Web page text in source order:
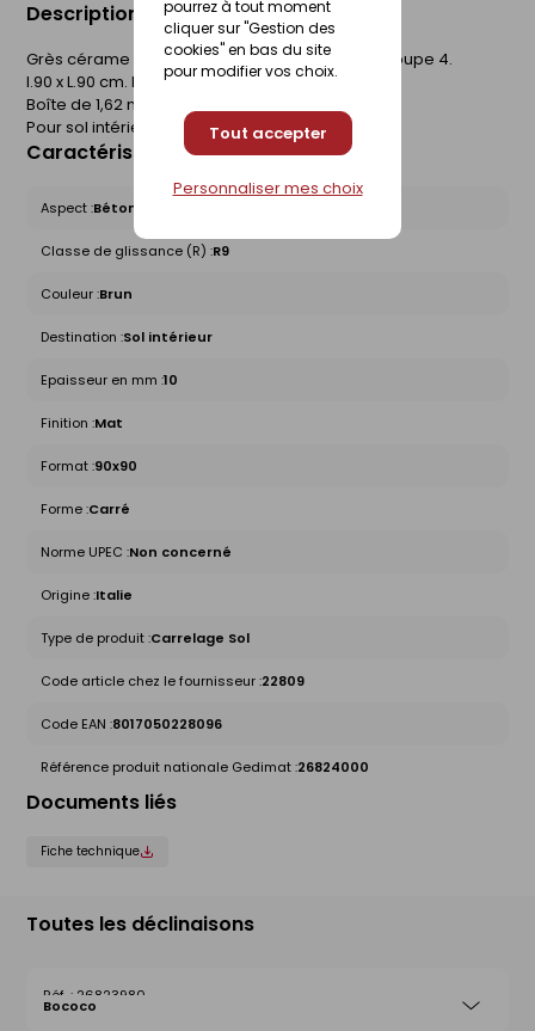
pourrez à tout moment
cliquer sur "Gestion des
cookies" en bas du site
pour modifier vos choix.
Tout accepter
Personnaliser mes choix
Description du produit
Grès cérame coloré dans la masse. Rectifié. Groupe 4.
l.90 x L.90 cm. Epaisseur 10 mm.
Boîte de 1,62 m².
Pour sol intérieur.
Caractéristiques du produit
Aspect :Béton
Classe de glissance (R) :R9
Couleur :Brun
Destination :Sol intérieur
Epaisseur en mm :10
Finition :Mat
Format :90x90
Forme :Carré
Norme UPEC :Non concerné
Origine :Italie
Type de produit :Carrelage Sol
Code article chez le fournisseur :22809
Code EAN :8017050228096
Référence produit nationale Gedimat :26824000
Documents liés
Fiche technique
Toutes les déclinaisons
26823980
Bococo